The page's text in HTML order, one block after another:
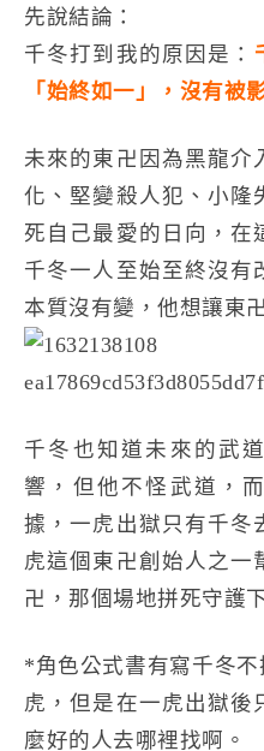
先說結論：
千冬打到我的原因是：
「始終如一」，沒有被
未來的東卍因為黑龍介
化、堅變殺人犯、小隆
死自己最愛的日向，在
千冬一人至始至終沒有
本質沒有變，他想讓東
千冬也知道未來的武
響，但他不怪武道，
據，一虎出獄只有千冬
虎這個東卍創始人之一
卍，那個場地拼死守護
*角色公式書有寫千冬
虎，但是在一虎出獄後
麼好的人去哪裡找啊。